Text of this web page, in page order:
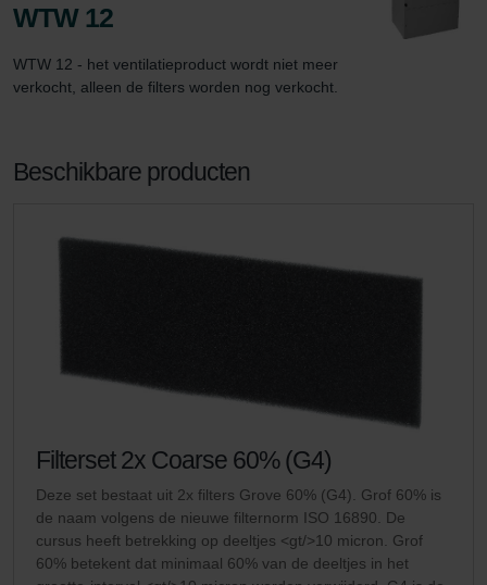
WTW 12
WTW 12 - het ventilatieproduct wordt niet meer
verkocht, alleen de filters worden nog verkocht.
Beschikbare producten
Filterset 2x Coarse 60% (G4)
Deze set bestaat uit 2x filters Grove 60% (G4). Grof 60% is
de naam volgens de nieuwe filternorm ISO 16890. De
cursus heeft betrekking op deeltjes <gt/>10 micron. Grof
60% betekent dat minimaal 60% van de deeltjes in het